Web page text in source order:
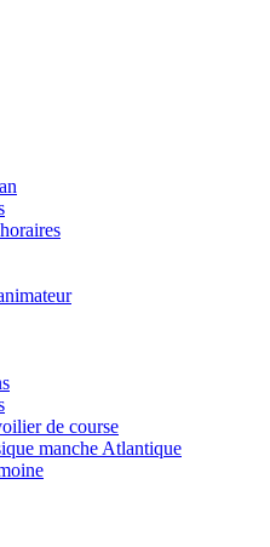
de course
manche Atlantique